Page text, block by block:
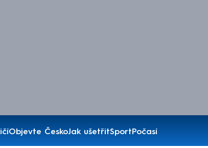
Objevte ČeskoJak ušetřitSportPočasí